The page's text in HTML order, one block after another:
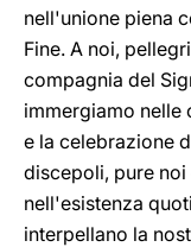
nell'unione piena
Fine. A noi,
compagnia del
immergiamo nelle
e la celebrazione
discepoli, pure
nell'esistenza
interpellano la